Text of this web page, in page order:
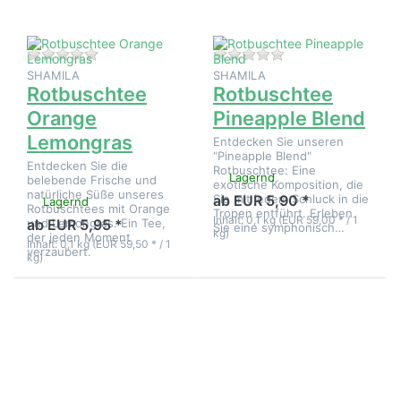
Zu diesem Produkt liegen noch keine Bewertungen
SHAMILA
Rotbuschtee
Orange
Lemongras
Entdecken Sie die
belebende Frische und
natürliche Süße unseres
Rotbuschtees mit Orange
und Lemongras. Ein Tee,
der jeden Moment
verzaubert.
Lagernd
ab EUR 5,95 *
Inhalt: 0,1 kg (EUR 59,50 * / 1
kg)
Zu diesem
SHAMILA
Rotbuschtee
Pineapple Blend
Entdecken Sie unseren
"Pineapple Blend"
Rotbuschtee: Eine
exotische Komposition, die
Sie mit jedem Schluck in die
Tropen entführt. Erleben
Sie eine symphonisch…
Lagernd
ab EUR 5,90 *
Inhalt: 0,1 kg (EUR 59,00 * / 1
kg)